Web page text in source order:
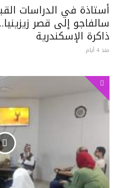
أستاذة في الدراسات
سالفاجو إلى قصر
ذاكرة الإسكندرية
منذ 4 أيام